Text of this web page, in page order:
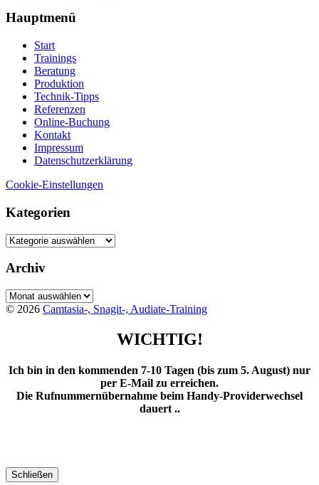
Hauptmenü
Start
Trainings
Beratung
Produktion
Technik-Tipps
Referenzen
Online-Buchung
Kontakt
Impressum
Datenschutzerklärung
Cookie-Einstellungen
Kategorien
Kategorien
Archiv
Archiv
© 2026 Camtasia-, Snagit-, Audiate-Training
WICHTIG!
Ich bin in den kommenden 7-10 Tagen (bis zum 5. August) nur
per E-Mail zu erreichen.
Die Rufnummernübernahme beim Handy-Providerwechsel
dauert ..
Schließen